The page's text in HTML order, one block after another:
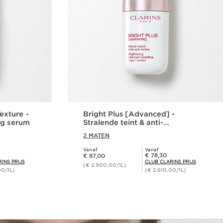
-
serum
PRIJS
1L)
Bright Plus [Advanced] -
Stralende teint & anti-
2 MATEN
Vanaf
Dit is nu de prijs € 87,00
€ 87,00
(€ 2.900,00/1L)
Vanaf
Club Clarins Prijs € 78,30
€ 78,30
CLUB CLARINS PRIJS
(€ 2.610,00/1L)